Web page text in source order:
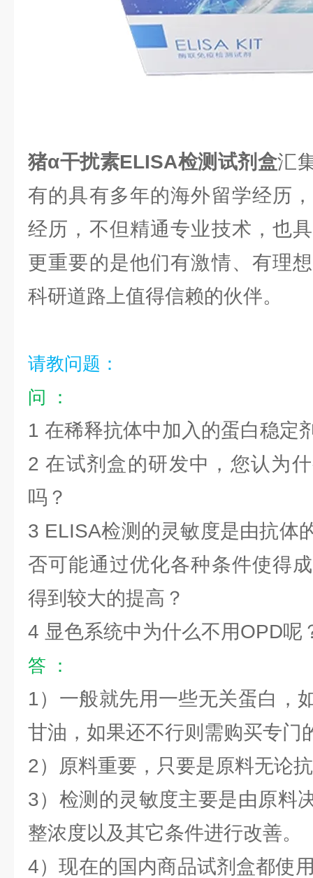
猪α干扰素ELISA检测试剂盒汇
有的具有多年的海外留学经历
经历，不但精通专业技术，也
更重要的是他们有激情、有理
科研道路上值得信赖的伙伴。
请教问题：
问 ：
1 在稀释抗体中加入的蛋白稳定
2 在试剂盒的研发中，您认为
吗？
3 ELISA检测的灵敏度是由抗体
否可能通过优化各种条件使得
得到较大的提高？
4 显色系统中为什么不用OPD呢
答 ：
1）一般就先用一些无关蛋白，
甘油，如果还不行则需购买专门
2）原料重要，只要是原料无论
3）检测的灵敏度主要是由原料
整浓度以及其它条件进行改善。
4）现在的国内商品试剂盒都使